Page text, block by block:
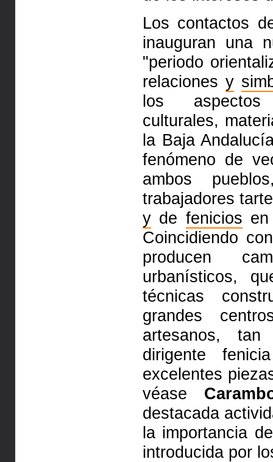
Los contactos
inauguran una
"periodo
relaciones y
los aspectos
culturales,
la Baja
fenómeno de
ambos
trabajadores
y de fenicios
Coincidiendo
producen
urbanísticos,
técnicas
grandes
artesanos,
dirigente
excelentes
véase
destacada
la importancia
introducida por